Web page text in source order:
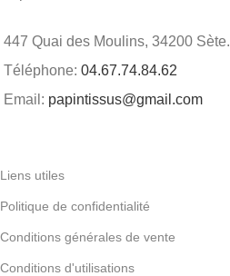
447 Quai des Moulins, 34200 Sète.
Téléphone: 04.67.74.84.62
Email: papintissus@gmail.com
Liens utiles
Politique de confidentialité
Conditions générales de vente
Conditions d'utilisations